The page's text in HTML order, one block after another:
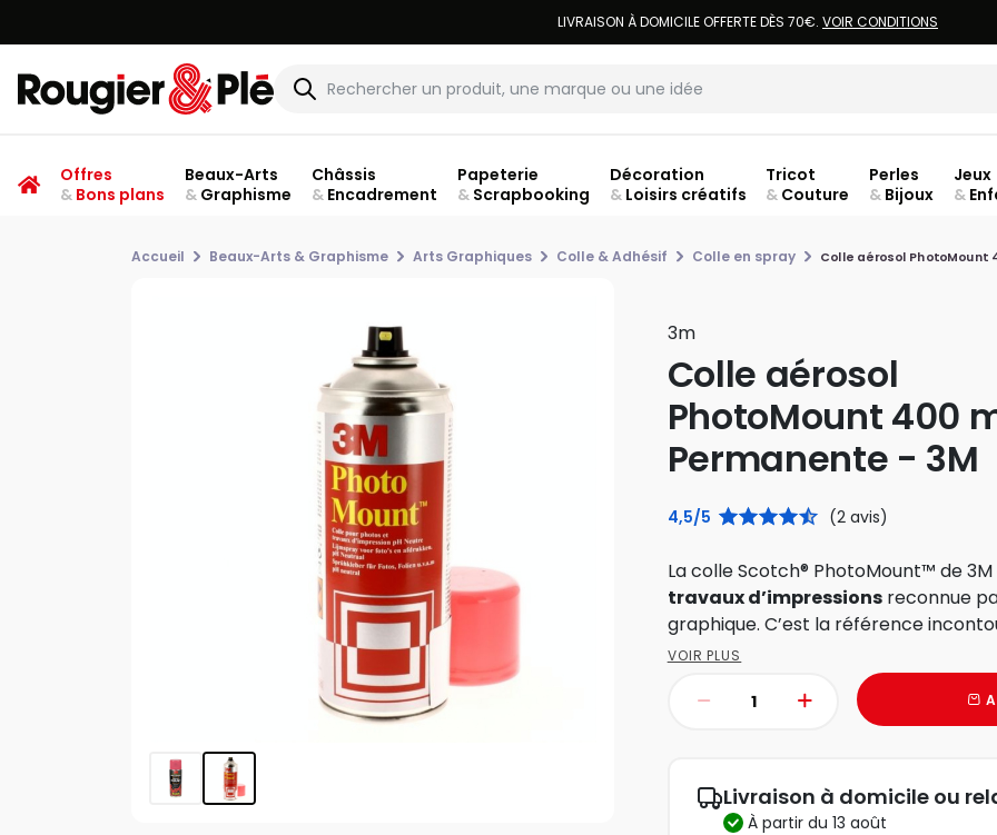
LIVRAISON À DOMICILE OFFERTE DÈS 70€. VOIR CONDITIONS
Offres
&Bons plans
Beaux-Arts
&Graphisme
Châssis
&Encadrement
Papeterie
&Scrapbooking
Décoration
&Loisirs créatifs
Tricot
& Couture
Perles
& Bijoux
Jeux
&
Accueil Beaux-Arts & Graphisme Arts Graphiques Colle & Adhésif Colle en spray Colle aérosol PhotoMount
3m
Colle aérosol
PhotoMount 400
Permanente - 3M
4,5/5 (2 avis)
La colle Scotch® PhotoMount™ de
travaux d’impressionsreconnue
graphique. C’est la référence
VOIR PLUS
Livraison à domicile ou
à partir du 13 août